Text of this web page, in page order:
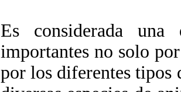
Es considerada
importantes no solo
por los diferentes tipos